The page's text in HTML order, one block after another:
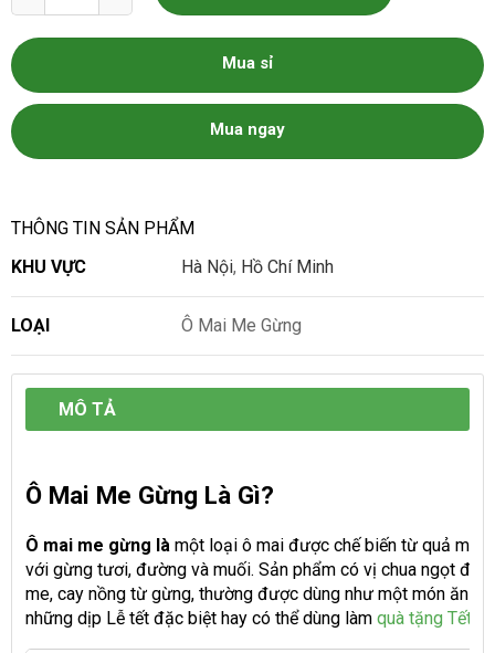
Mua sỉ
Mua ngay
THÔNG TIN SẢN PHẨM
KHU VỰC
Hà Nội, Hồ Chí Minh
LOẠI Ô Mai Me Gừng
MÔ TẢ
Ô Mai Me Gừng Là Gì?
Ô mai me gừng là một loại ô mai được chế biến từ quả me
với gừng tươi, đường và muối. Sản phẩm có vị chua ngọt
me, cay nồng từ gừng, thường được dùng như một món ăn
những dịp Lễ tết đặc biệt hay có thể dùng làm quà tặng Tết